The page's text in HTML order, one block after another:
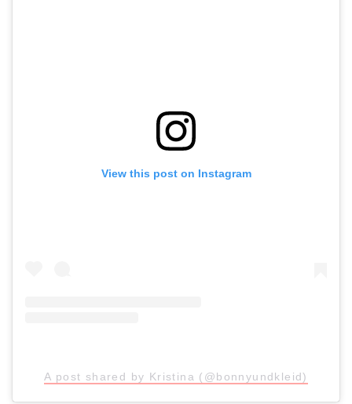
View this post on Instagram
A post shared by Kristina (@bonnyundkleid)